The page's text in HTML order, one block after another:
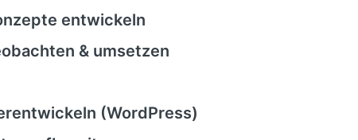
entwickeln
& umsetzen
(WordPress)